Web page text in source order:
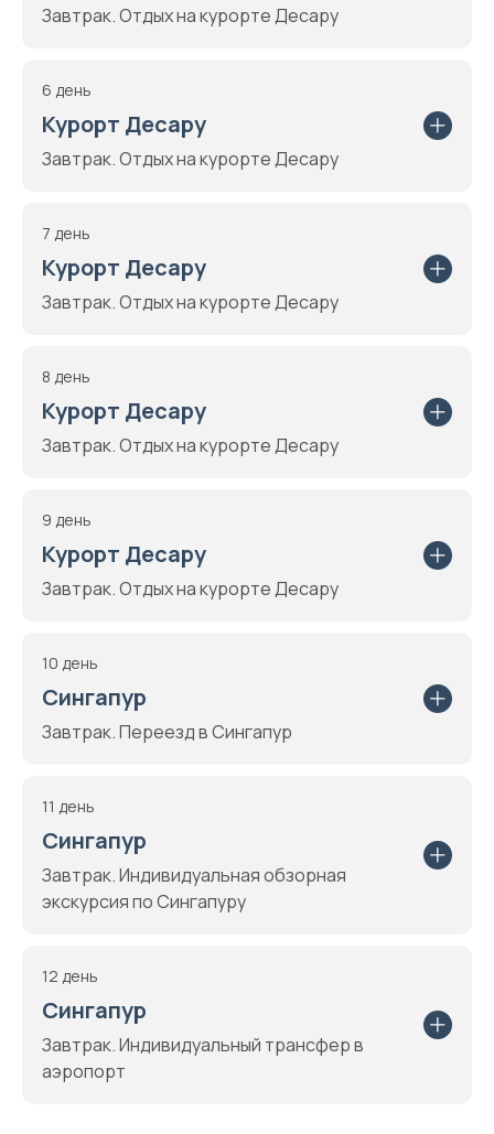
Завтрак. Отдых на курорте Десару
6 день
Курорт Десару
Завтрак. Отдых на курорте Десару
7 день
Курорт Десару
Завтрак. Отдых на курорте Десару
8 день
Курорт Десару
Завтрак. Отдых на курорте Десару
9 день
Курорт Десару
Завтрак. Отдых на курорте Десару
10 день
Сингапур
Завтрак. Переезд в Сингапур
11 день
Сингапур
Завтрак. Индивидуальная обзорная
экскурсия по Сингапуру
12 день
Сингапур
Завтрак. Индивидуальный трансфер в
аэропорт